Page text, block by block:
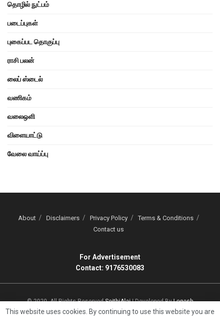
தொழில் நுட்பம்
படைப்புகள்
புகைப்பட தொகுப்பு
ராசி பலன்
லைப் ஸ்டைல்
வணிகம்
வலைஒளி
விளையாட்டு
வேலை வாய்ப்பு
About Disclaimers Privacy Policy
Terms & Conditions
Contact us
For Advertisement
Contact: 9176530083
© 2020, All Rights ReservedSeithiAlai| Developed ByLogesh
This website uses cookies. By continuing to use this website you are